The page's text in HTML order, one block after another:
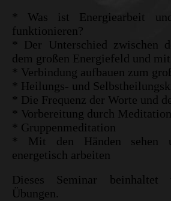
* Was ist Energiearbeit
funktionieren?
* Der Unterschied zwischen
dem großen Energiefeld und
* Verbindung aufbauen zum
* Heilungs- und
* Die Frequenz der Worte und
* Vorbereitung durch Meditation
* Gruppenmeditation
* Mit den Händen sehen
energetisch arbeiten
Dieses Seminar beinhaltet
Übungen.